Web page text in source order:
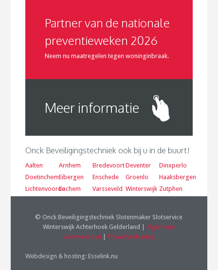
Partner van de nationale
preventieweken 2026
Neem nu maatregelen tegen woninginbraak.
Meer informatie
Onck Beveiligingstechniek ook bij u in de buurt!
Aalten Arnhem BredevoortDeventer
Dinxperlo
DoetinchemEibergen Enschede Groenlo
Haaksbergen
LichtenvoordeLochem Varsseveld Winterswijk Zutphen
© Onck Beveiligingstechniek Slotenmaker Slotservice
Winterswijk Achterhoek Gelderland |Algemene
Voorwaarden |Privacyverklaring
Webdesign & hosting: Esselink.nu